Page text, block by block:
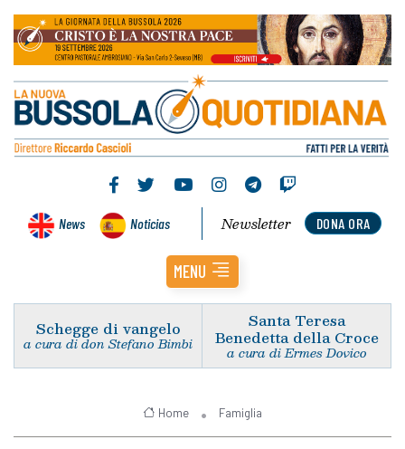
News Noticias DONA ORA
Newsletter
MENU
Schegge di vangelo
a cura di don Stefano Bimbi
Santa Teresa
Benedetta della Croce
a cura di Ermes Dovico
Home Famiglia